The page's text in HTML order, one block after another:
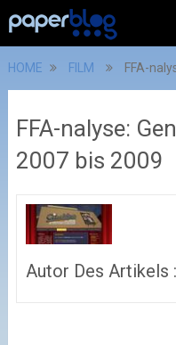
HOME FILM FFA-
FFA-nalyse:
2007 bis 2009
Autor Des Artikels :